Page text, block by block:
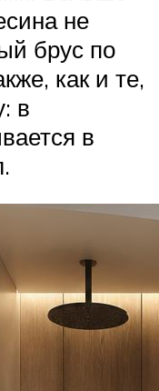
не
брус по
как и те,
в
в